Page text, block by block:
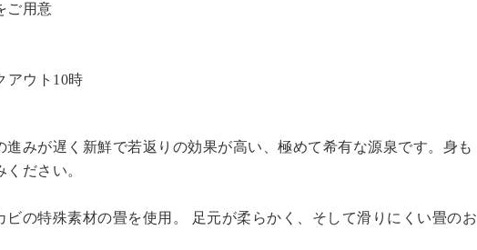
ご用意
アウト10時
進みが遅く新鮮で若返りの効果が高い、極めて希有な源泉です。身も
ださい。
の特殊素材の畳を使用。 足元が柔らかく、そして滑りにくい畳のお